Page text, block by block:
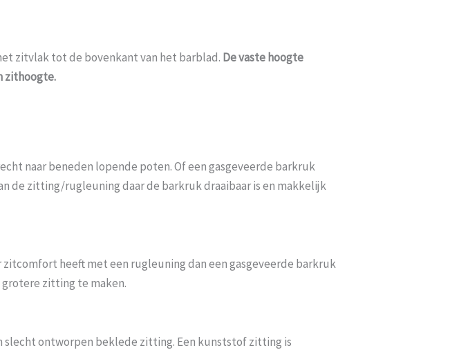
zitvlak tot de bovenkant van het barblad. De vaste hoogte
zithoogte.
naar beneden lopende poten. Of een gasgeveerde barkruk
de zitting/rugleuning daar de barkruk draaibaar is en makkelijk
heeft met een rugleuning dan een gasgeveerde barkruk
zitting te maken.
slecht ontworpen beklede zitting. Een kunststof zitting is